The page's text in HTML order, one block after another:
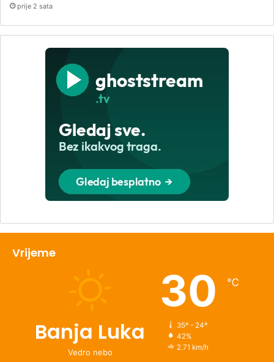
prije 2 sata
Vrijeme
Banja Luka
Vedro nebo
30 ℃
35º - 24º
42%
2.71 km/h